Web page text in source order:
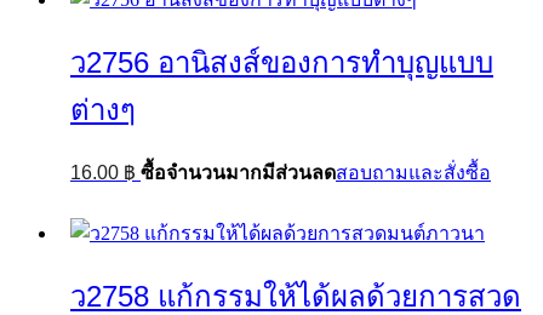
ว2756 อานิสงส์ของการทำบุญแบบ
ต่างๆ
16.00 ฿ ซื้อจำนวนมากมีส่วนลดสอบถามและสั่งซื้อ
ว2758 แก้กรรมให้ได้ผลด้วยการสวด